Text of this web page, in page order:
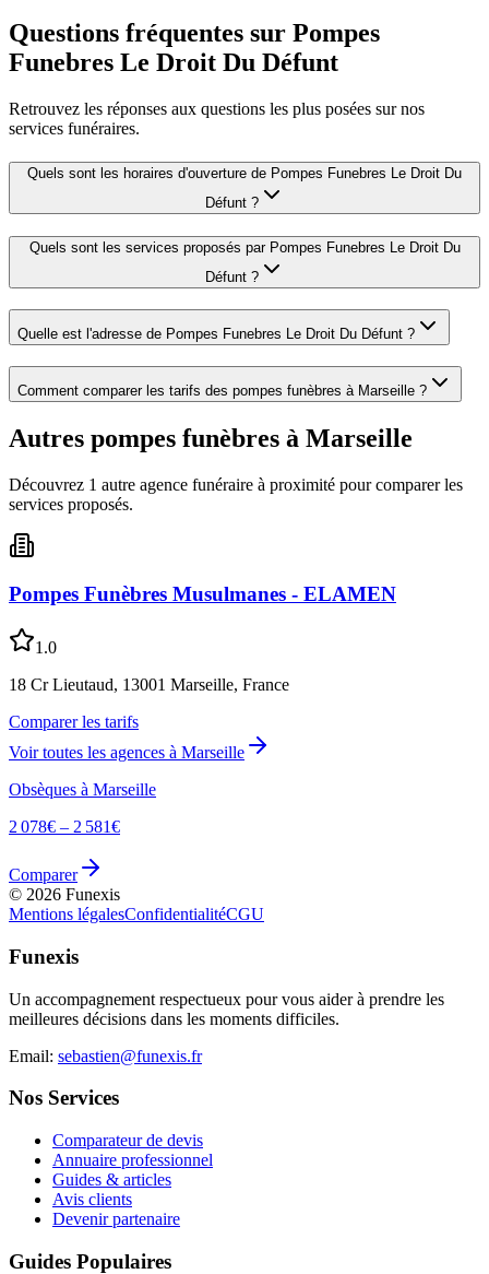
Questions fréquentes sur Pompes
Funebres Le Droit Du Défunt
Retrouvez les réponses aux questions les plus posées sur nos
services funéraires.
Quels sont les horaires d'ouverture de Pompes Funebres Le Droit Du
Défunt?
Quels sont les services proposés par Pompes Funebres Le Droit Du
Défunt?
Quelle est l'adresse de Pompes Funebres Le Droit Du Défunt ?
Comment comparer les tarifs des pompes funèbres à Marseille ?
Autres pompes funèbres à Marseille
Découvrez 1 autre agence funéraire à proximité pour comparer les
services proposés.
Pompes Funèbres Musulmanes - ELAMEN
1.0
18 Cr Lieutaud, 13001 Marseille, France
Comparer les tarifs
Voir toutes les agences à Marseille
Obsèques à Marseille
2 078€ – 2 581€
Comparer
© 2026 Funexis
Mentions légalesConfidentialitéCGU
Funexis
Un accompagnement respectueux pour vous aider à prendre les
meilleures décisions dans les moments difficiles.
Email: sebastien@funexis.fr
Nos Services
Comparateur de devis
Annuaire professionnel
Guides & articles
Avis clients
Devenir partenaire
Guides Populaires